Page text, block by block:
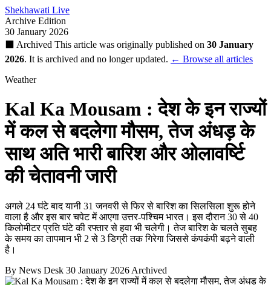
Shekhawati Live
Archive Edition
30 January 2026
⬛ Archived This article was originally published on 30 January
2026. It is archived and no longer updated. ← Browse all articles
Weather
Kal Ka Mousam : देश के इन राज्यों
में कल से बदलेगा मौसम, तेज अंधड़ के
साथ अति भारी बारिश और ओलावर्ष्टि
की चेतावनी जारी
अगले 24 घंटे बाद यानी 31 जनवरी से फिर से बारिश का सिलसिला शुरू होने
वाला है और इस बार चपेट में आएगा उत्तर-पश्चिम भारत। इस दौरान 30 से 40
किलोमीटर प्रति घंटे की रफ्तार से हवा भी चलेगी। तेज बारिश के चलते सुबह
के समय का तापमान भी 2 से 3 डिग्री तक गिरेगा जिससे कंपकंपी बढ़ने वाली
है।
By News Desk 30 January 2026 Archived